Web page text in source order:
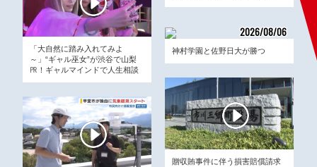
「大自然に踏み入れてみよ
～」“ギャル巫女”が渋谷で山梨
㏚！ギャルマインドで人生相談
2026/08/06
20:49
神村学園と佐野日大が勝つ
贈収賄事件に伴う損害賠償請求